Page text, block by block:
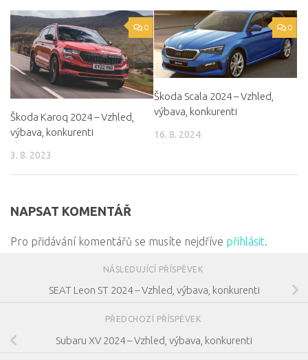
0
Škoda Karoq 2024 – Vzhled,
výbava, konkurenti
3. 8. 2023
0
Škoda Scala 2024 – Vzhled,
výbava, konkurenti
16. 8. 2024
NAPSAT KOMENTÁŘ
Pro přidávání komentářů se musíte nejdříve přihlásit
NÁSLEDUJÍCÍ PŘÍSPĚVEK
SEAT Leon ST 2024 – Vzhled, výbava, konkurenti
PŘEDCHOZÍ PŘÍSPĚVEK
Subaru XV 2024 – Vzhled, výbava, konkurenti